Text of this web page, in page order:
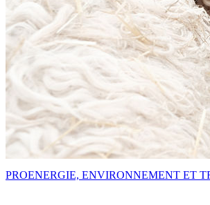
PROENERGIE, ENVIRONNEMENT ET